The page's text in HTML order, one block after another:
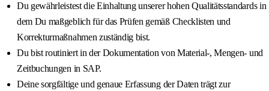
Du gewährleistest die Einhaltung unserer hohen Qualitätsstandards in
dem Du maßgeblich für das Prüfen gemäß Checklisten und
Korrekturmaßnahmen zuständig bist.
Du bist routiniert in der Dokumentation von Material-, Mengen- und
Zeitbuchungen in SAP.
Deine sorgfältige und genaue Erfassung der Daten trägt zur